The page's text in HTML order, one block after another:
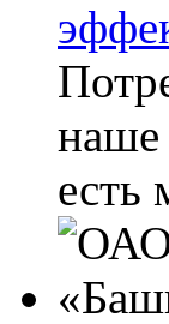
наше
есть